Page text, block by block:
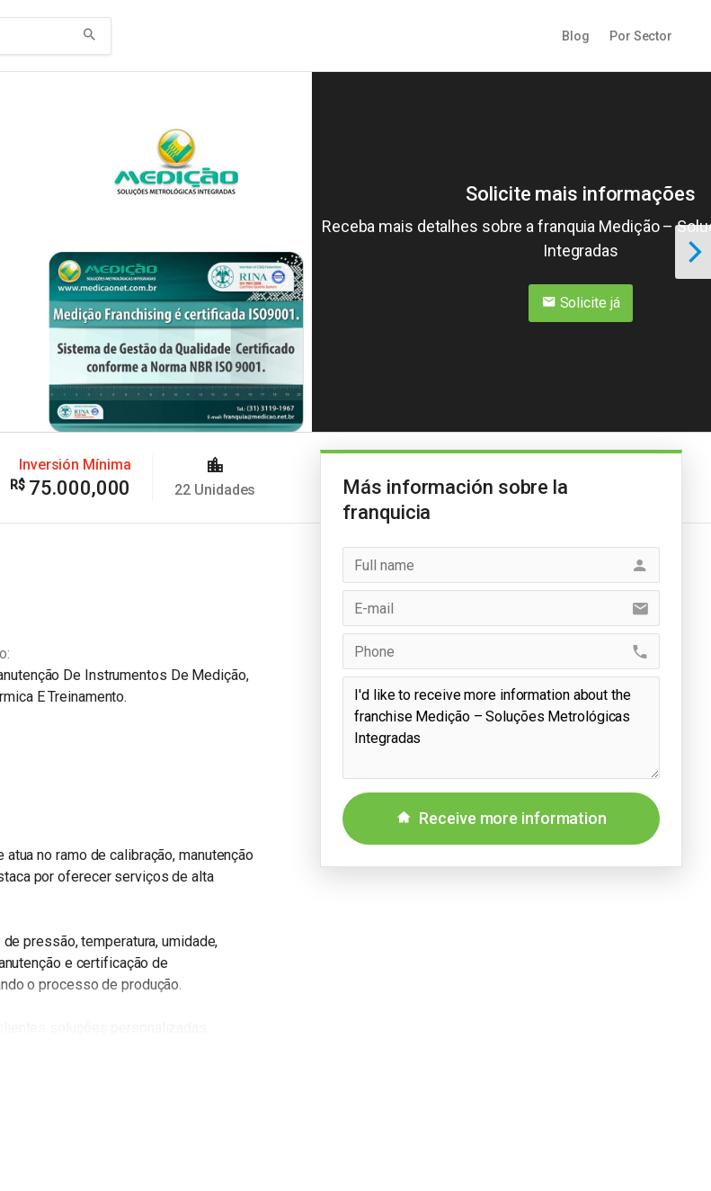
Blog Por Sector
Inversión Mínima
75.000,000 22 Unidades
Solicite mais informações
Receba mais detalhes sobre a franquia Medição –
Integradas
Solicite já
De Instrumentos De Medição,
E Treinamento.
no ramo de calibração, manutenção
por oferecer serviços de alta
pressão, temperatura, umidade,
e certificação de
o processo de produção.
especializado, que analisa as
para solucioná-las.
Más información sobre la
franquicia
Receive more information